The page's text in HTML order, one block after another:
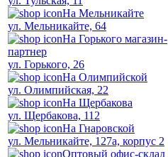
На Мельникайте
ул. Мельникайте, 64
На Горького магазин-
партнер
ул. Горького, 26
На Олимпийской
ул. Олимпийская, 22
На Щербакова
ул. Щербакова, 112
На Гнаровской
ул. Мельникайте, 127а, корпус 2
Оптовый офис-склад